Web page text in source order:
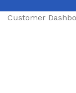
Customer